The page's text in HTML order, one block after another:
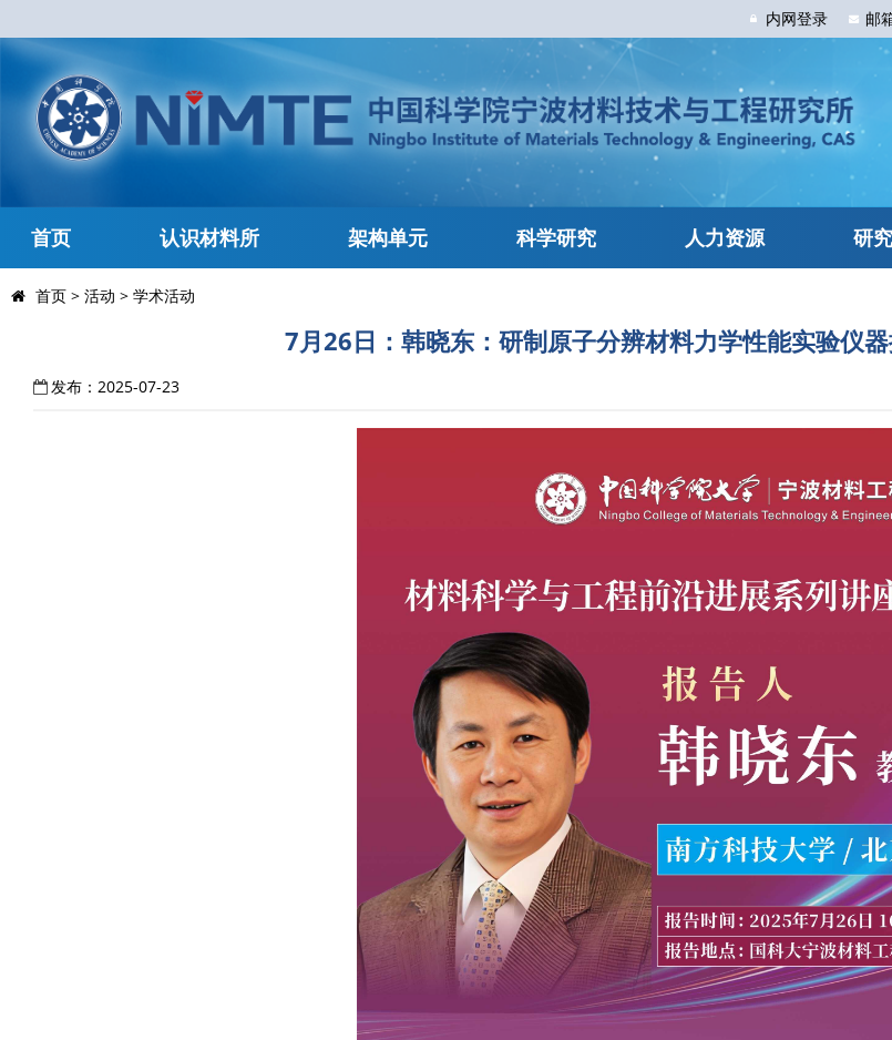
内网登录 邮
首页 认识材料所 架构单元 科学研究 人力资源 研
首页 > 活动 > 学术活动
7月26日：韩晓东：研制原子分辨材料力学性能实验仪
发布：2025-07-23